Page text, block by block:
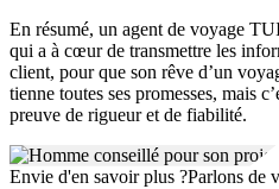
TUI France prend à sa
logiciels, l’écran vitrine, la
et une avance de trésorerie
au démarrage
Dans un modèle mandataire,
l’approbation annuelle des
TVA.
En résumé, un agent de voyage
qui a à cœur de transmettre les
client, pour que son rêve d’un
tienne toutes ses promesses, mais
preuve de rigueur et de fiabilité.
Envie d'en savoir plus ?Parlons de